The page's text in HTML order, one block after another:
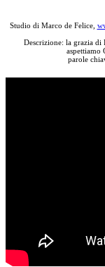
Studio di Marco de Felice,
Descrizione: la grazia di
aspettiamo
parole